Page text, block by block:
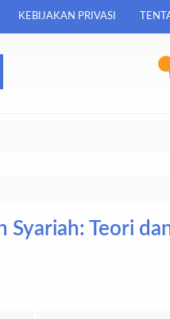
KEBIJAKAN PRIVASI
Syariah: Teori